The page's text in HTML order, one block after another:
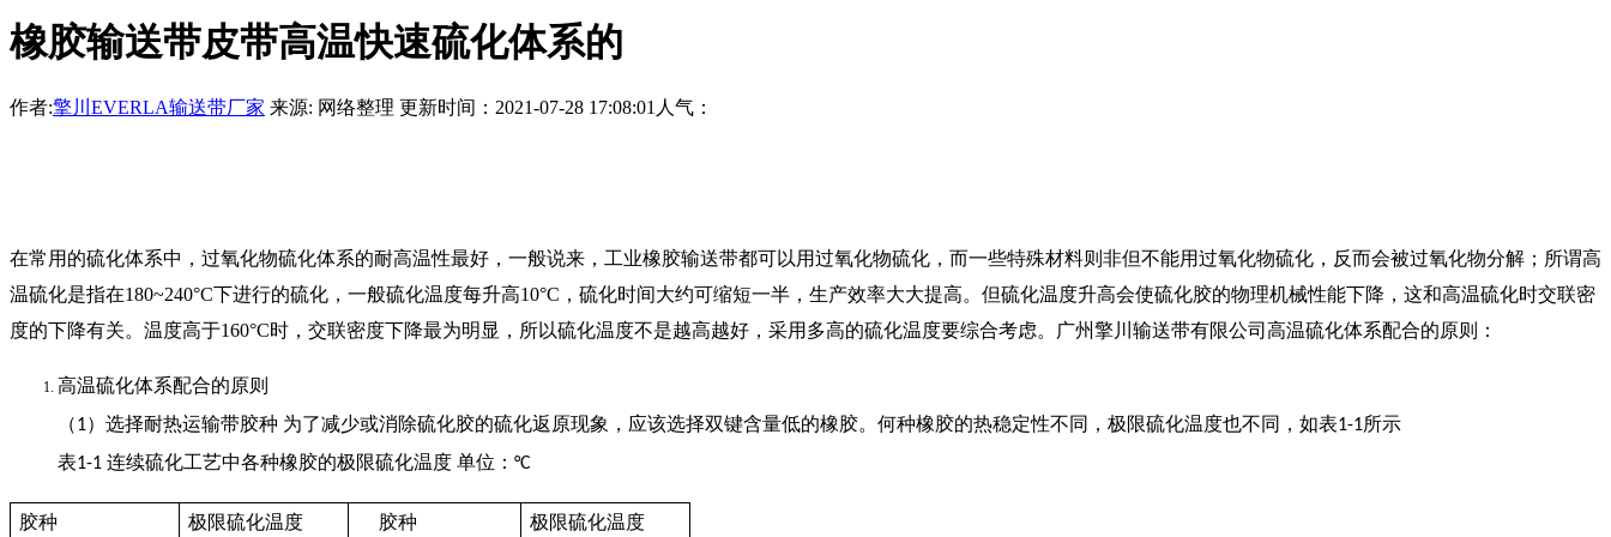
橡胶输送带皮带高温快速硫化体系的
作者:擎川EVERLA输送带厂家 来源: 网络整理 更新时间：2021-07-28 17:08:01 人气：
在常用的硫化体系中，过氧化物硫化体系的耐高温性最好，一般说来，工业橡胶输送带都可以用过氧化物硫化，而一些特殊材料则非但不能用过氧化物硫化，反而会被过氧化物分解；所谓高
温硫化是指在180~240°C下进行的硫化，一般硫化温度每升高10°C，硫化时间大约可缩短一半，生产效率大大提高。但硫化温度升高会使硫化胶的物理机械性能下降，这和高温硫化时交联密
度的下降有关。温度高于160°C时，交联密度下降最为明显，所以硫化温度不是越高越好，采用多高的硫化温度要综合考虑。广州擎川输送带有限公司高温硫化体系配合的原则：
高温硫化体系配合的原则
（1）选择耐热运输带胶种 为了减少或消除硫化胶的硫化返原现象，应该选择双键含量低的橡胶。何种橡胶的热稳定性不同，极限硫化温度也不同，如表1-1所示
表1-1 连续硫化工艺中各种橡胶的极限硫化温度 单位：°C
胶种 极限硫化温度 胶种 极限硫化温度